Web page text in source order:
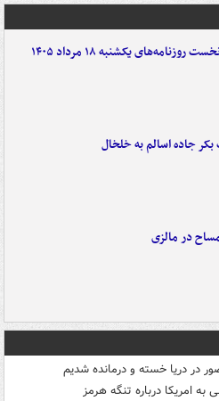
یکشنبه ۱۸ مرداد ۱۴۰۵
جاده اسالم به خلخال
در مالزی
امریکا درباره تنگه هرمز